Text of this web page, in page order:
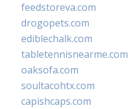
feedstoreva.com
drogopets.com
ediblechalk.com
tabletennisnearme.com
oaksofa.com
soultacohtx.com
capishcaps.com